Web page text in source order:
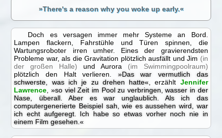
»There's a reason why you woke up early.«
Doch es versagen immer mehr Systeme an Bord.
Lampen flackern, Fahrstühle und Türen spinnen, die
Wartungsroboter irren umher. Eines der gravierendsten
Probleme war, als die Gravitation plötzlich ausfällt und Jim (in
der großen Halle) und Aurora (im Swimmingpoolraum)
plötzlich den Halt verlieren. »Das war vermutlich das
schwerste, was ich je zu drehen hatte« , erzählt Jennifer
Lawrence ,»so viel Zeit im Pool zu verbringen, wasser in der
Nase, überall. Aber es war unglaublich. Als ich das
computergenerierte Beispiel sah, wie es aussehen wird, war
ich echt aufgeregt. Ich habe so etwas vorher noch nie in
einem Film gesehen.«